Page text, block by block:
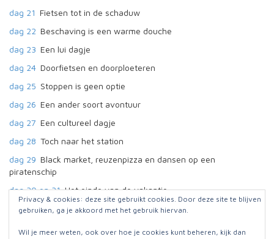
dag 21 Fietsen tot in de schaduw
dag 22 Beschaving is een warme douche
dag 23 Een lui dagje
dag 24 Doorfietsen en doorploeteren
dag 25 Stoppen is geen optie
dag 26 Een ander soort avontuur
dag 27 Een cultureel dagje
dag 28 Toch naar het station
dag 29 Black market, reuzenpizza en dansen op een
piratenschip
dag 30 en 31 Het einde van de vakantie
Privacy & cookies: deze site gebruikt cookies. Door deze site te blijven
gebruiken, ga je akkoord met het gebruik hiervan.
Wil je meer weten, ook over hoe je cookies kunt beheren, kijk dan